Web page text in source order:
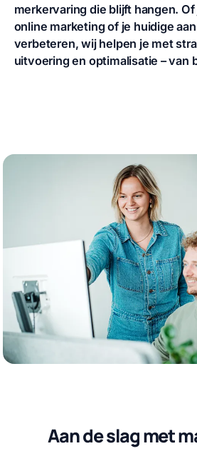
merkervaring die blijft hangen.
online marketing of je huidige
verbeteren, wij helpen je met
uitvoering en optimalisatie – van
Aan de slag met